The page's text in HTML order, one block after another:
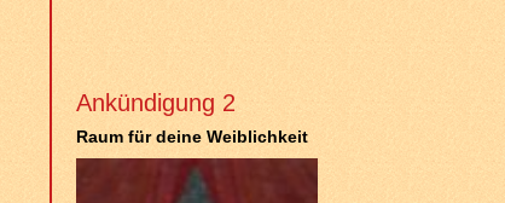
Ankündigung 2
Raum für deine Weiblichkeit